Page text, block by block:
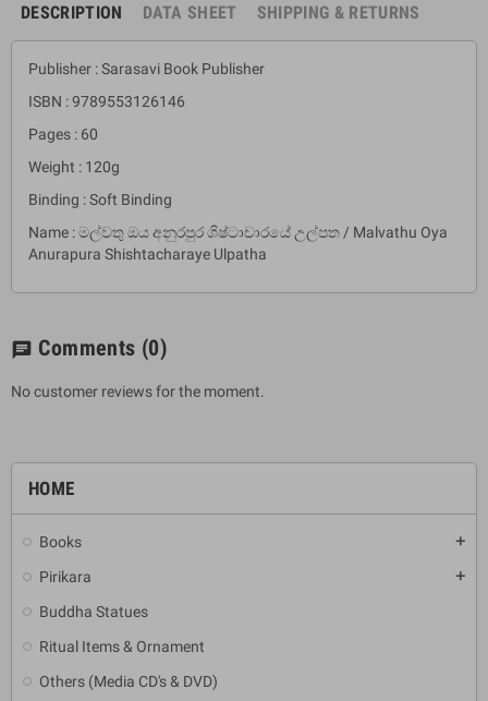
HOME
Books add
Pirikara add
Buddha Statues
Ritual Items & Ornament
Others (Media CD's & DVD)
DESCRIPTION DATA SHEET SHIPPING & RETURNS
Publisher : Sarasavi Book Publisher
ISBN : 9789553126146
Pages : 60
Weight : 120g
Binding : Soft Binding
Name : මල්වතු ඔය අනුරපුර ශිෂ්ටාචාරයේ උල්පත / Malvathu Oya
Anurapura Shishtacharaye Ulpatha
chat Comments (0)
No customer reviews for the moment.